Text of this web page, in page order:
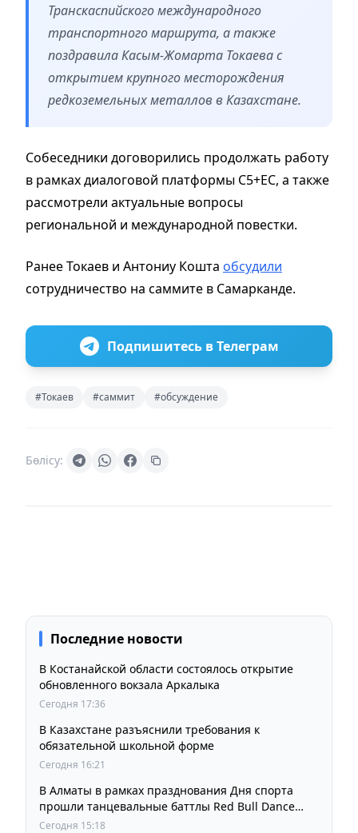
Транскаспийского международного
транспортного маршрута, а также
поздравила Касым-Жомарта Токаева с
открытием крупного месторождения
редкоземельных металлов в Казахстане.
Собеседники договорились продолжать работу
в рамках диалоговой платформы С5+ЕС, а также
рассмотрели актуальные вопросы
региональной и международной повестки.
Ранее Токаев и Антониу Кошта обсудили
сотрудничество на саммите в Самарканде.
Подпишитесь в Телеграм
#Токаев #саммит #обсуждение
Бөлісу:
Последние новости
В Костанайской области состоялось открытие
обновленного вокзала Аркалыка
Сегодня 17:36
В Казахстане разъяснили требования к
обязательной школьной форме
Сегодня 16:21
В Алматы в рамках празднования Дня спорта
прошли танцевальные баттлы Red Bull Dance
Your Style
Сегодня 15:18